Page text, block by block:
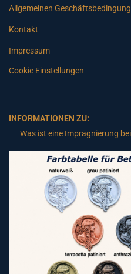
Allgemeinen
Kontakt
Impressum
Cookie Einstellungen
INFORMATIONEN ZU:
Was ist eine Imprägnierung